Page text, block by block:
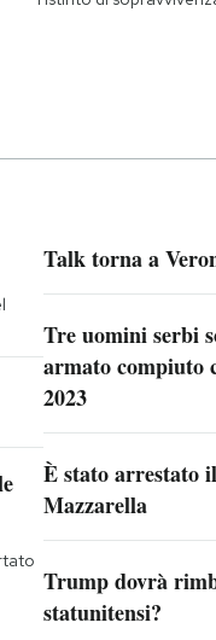
Talk torna a
Tre uomini serbi
armato compiuto
2023
È stato arrestato
Mazzarella
Trump dovrà
statunitensi?